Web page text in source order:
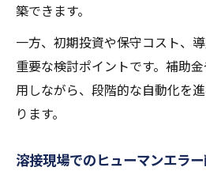
築できます。
一方、初期投資や保守コスト、
重要な検討ポイントです。補助
用しながら、段階的な自動化を
ります。
溶接現場でのヒューマンエラ